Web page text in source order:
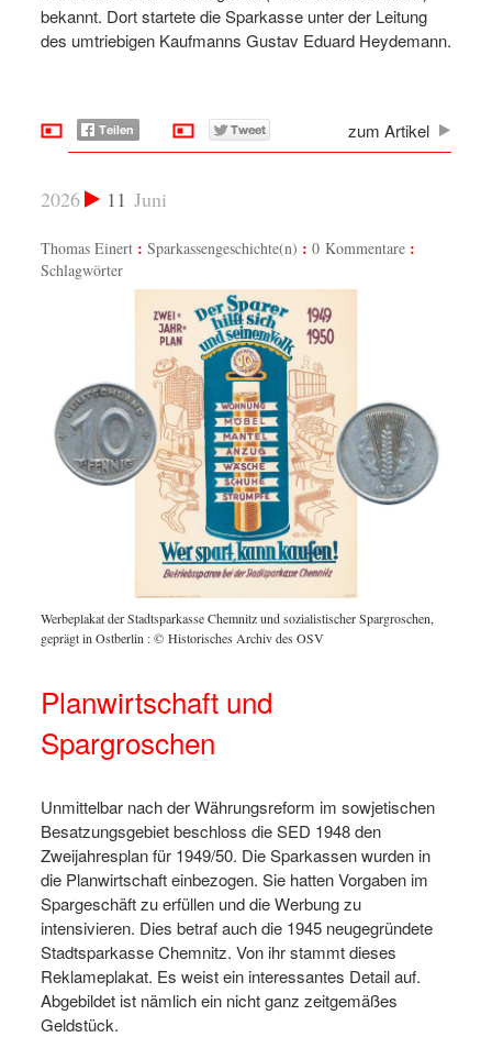
bekannt. Dort startete die Sparkasse unter der Leitung
des umtriebigen Kaufmanns Gustav Eduard Heydemann.
zum Artikel
11 Juni
2026
Thomas Einert Sparkassengeschichte(n)
0 Kommentare
Schlagwörter
Werbeplakat der Stadtsparkasse Chemnitz und sozialistischer Spargroschen,
geprägt in Ostberlin :© Historisches Archiv des OSV
Planwirtschaft und
Spargroschen
Unmittelbar nach der Währungsreform im sowjetischen
Besatzungsgebiet beschloss die SED 1948 den
Zweijahresplan für 1949/50. Die Sparkassen wurden in
die Planwirtschaft einbezogen. Sie hatten Vorgaben im
Spargeschäft zu erfüllen und die Werbung zu
intensivieren. Dies betraf auch die 1945 neugegründete
Stadtsparkasse Chemnitz. Von ihr stammt dieses
Reklameplakat. Es weist ein interessantes Detail auf.
Abgebildet ist nämlich ein nicht ganz zeitgemäßes
Geldstück.